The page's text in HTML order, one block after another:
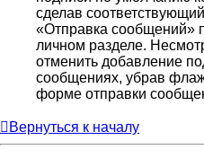
сделав
«Отправка сообщений»
личном разделе.
отменить добавление
сообщениях, убрав
форме отправки
Вернуться к началу